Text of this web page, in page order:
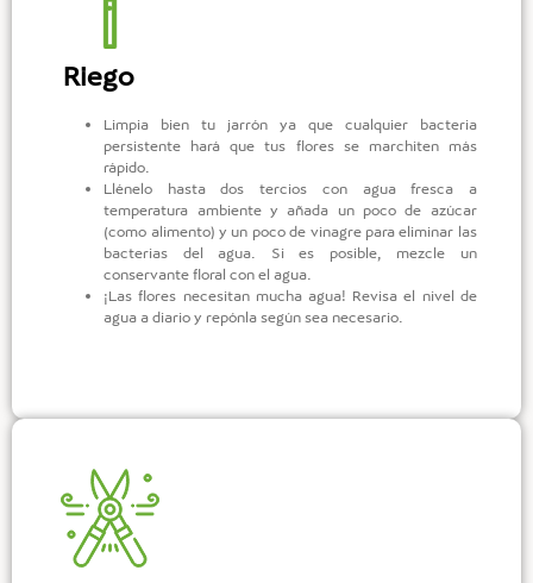
Riego
Limpia bien tu jarrón ya que cualquier bacteria
persistente hará que tus flores se marchiten más
rápido.
Llénelo hasta dos tercios con agua fresca a
temperatura ambiente y añada un poco de azúcar
(como alimento) y un poco de vinagre para eliminar las
bacterias del agua. Si es posible, mezcle un
conservante floral con el agua.
¡Las flores necesitan mucha agua! Revisa el nivel de
agua a diario y repónla según sea necesario.